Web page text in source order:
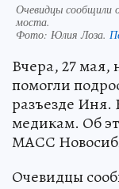
Очевидцы сообщили
моста.
Фото: Юлия Лоза.
Вчера, 27 мая,
помогли
разъезде
медикам. Об
МАСС
Очевидцы